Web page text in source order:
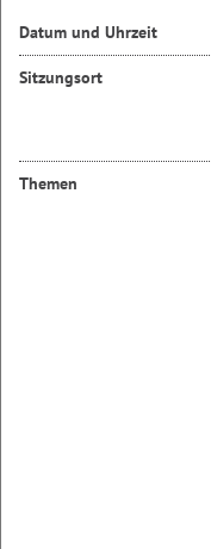
Datum und Uhrzeit
Sitzungsort
Themen